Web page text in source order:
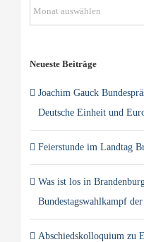
Archiv
Neueste Beiträge
Joachim Gauck
Deutsche Einheit und
Feierstunde im Landtag
Was ist los in
Bundestagswahlkampf
Abschiedskolloquium zu